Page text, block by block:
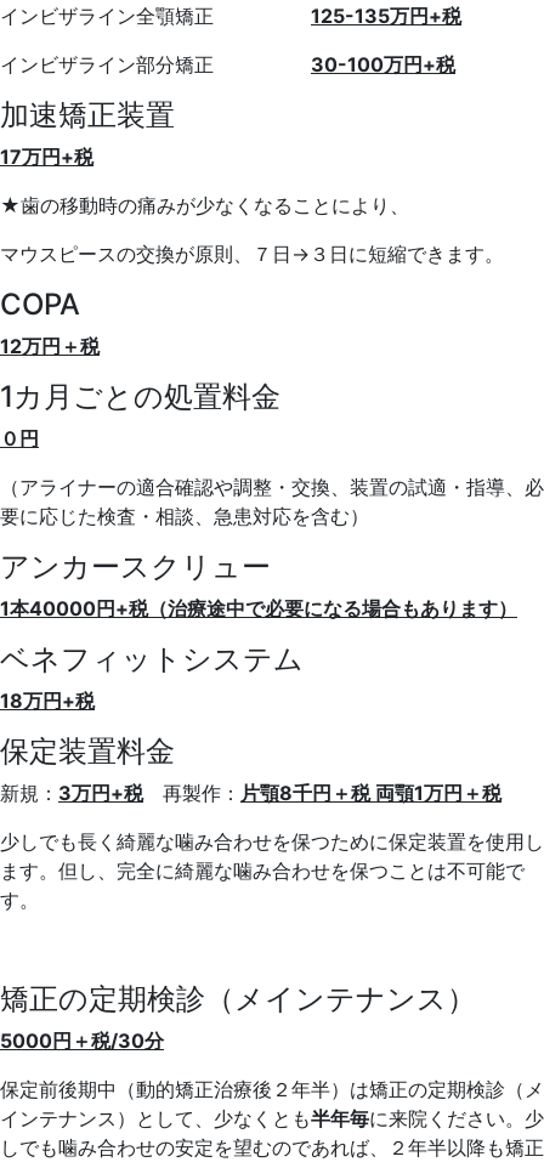
インビザライン全顎矯正 125-135万円+税
インビザライン部分矯正 30-100万円+税
加速矯正装置
17万円+税
★歯の移動時の痛みが少なくなることにより、
マウスピースの交換が原則、７日→３日に短縮できます。
COPA
12万円＋税
1カ月ごとの処置料金
０円
（アライナーの適合確認や調整・交換、装置の試適・指導、 必
要に応じた検査・相談、急患対応を含む）
アンカースクリュー
1本40000円+税（治療途中で必要になる場合もあります）
ベネフィットシステム
18万円+税
保定装置料金
新規： 3万円+税 再製作： 片顎8千円＋税 両顎1万円＋税
少しでも長く綺麗な噛み合わせを保つために保定装置を使用し
ます。但し、完全に綺麗な噛み合わせを保つことは不可能で
す。
矯正の定期検診（メインテナンス）
5000円＋税/30分
保定前後期中（動的矯正治療後２年半）は矯正の定期検診（ メ
インテナンス）として、少なくとも半年毎に来院ください。 少
しでも噛み合わせの安定を望むのであれば、
２年半以降も矯正